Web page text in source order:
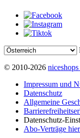
© 2010-2026
Impressum und
Datenschutz
Allgemeine
Datenschutz-
Abo-Verträge